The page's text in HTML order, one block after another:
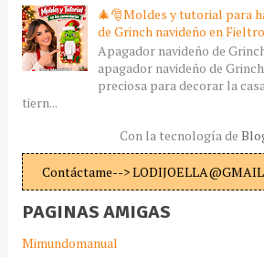
🎄🎅Moldes y tutorial para
de Grinch navideño en
Apagador navideño de
apagador navideño de
preciosa para decorar la
tiern...
Con la tecnología de
Contáctame-->
PAGINAS AMIGAS
Mimundomanual